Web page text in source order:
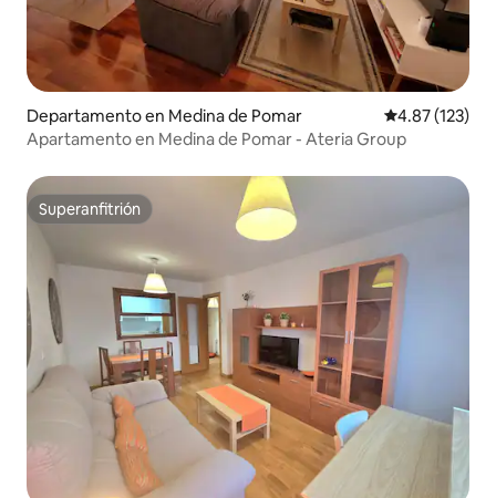
Departamento en Medina de Pomar Calificación
4.87 (123)
Apartamento en Medina de Pomar - Ateria Group
Superanfitrión
Superanfitrión